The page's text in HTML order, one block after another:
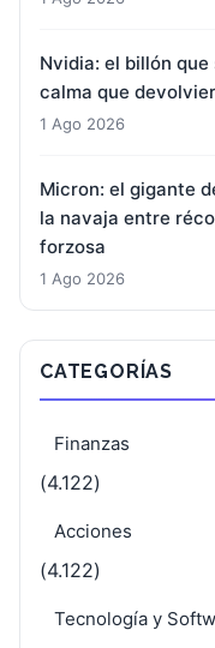
Nvidia: el billón
calma que
1 Ago 2026
Micron: el gigante
la navaja entre
forzosa
1 Ago 2026
CATEGORÍAS
Finanzas
(4.122)
Acciones
(4.122)
Tecnología y